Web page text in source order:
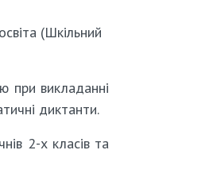
(Шкільний
при викладанні
диктанти.
2-х класів та